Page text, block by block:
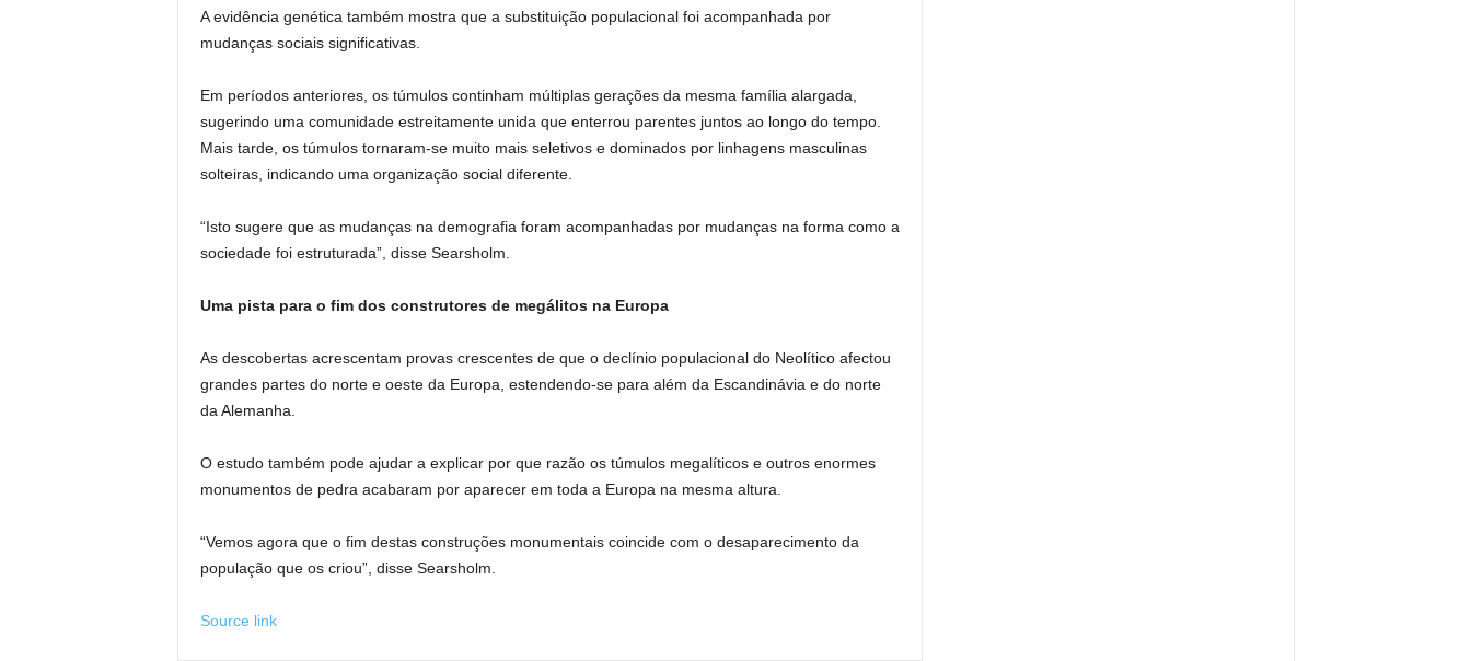
A evidência genética também mostra que a substituição populacional foi acompanhada por
mudanças sociais significativas.
Em períodos anteriores, os túmulos continham múltiplas gerações da mesma família alargada,
sugerindo uma comunidade estreitamente unida que enterrou parentes juntos ao longo do tempo.
Mais tarde, os túmulos tornaram-se muito mais seletivos e dominados por linhagens masculinas
solteiras, indicando uma organização social diferente.
“Isto sugere que as mudanças na demografia foram acompanhadas por mudanças na forma como a
sociedade foi estruturada”, disse Searsholm.
Uma pista para o fim dos construtores de megálitos na Europa
As descobertas acrescentam provas crescentes de que o declínio populacional do Neolítico afectou
grandes partes do norte e oeste da Europa, estendendo-se para além da Escandinávia e do norte
da Alemanha.
O estudo também pode ajudar a explicar por que razão os túmulos megalíticos e outros enormes
monumentos de pedra acabaram por aparecer em toda a Europa na mesma altura.
“Vemos agora que o fim destas construções monumentais coincide com o desaparecimento da
população que os criou”, disse Searsholm.
Source link